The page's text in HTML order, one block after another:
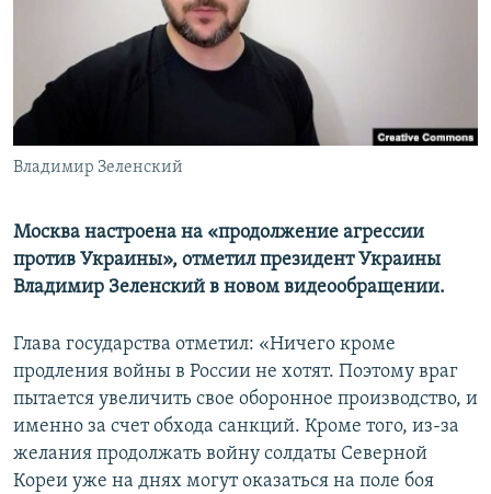
ПОБЕДИТЕЛЕЙ НЕ СУДЯТ?
КРЫМ.НЕПОКОРЕННЫЙ
ELIFBE
Все сайты RFE/RL
Владимир Зеленский
Москва настроена на «продолжение агрессии
против Украины», отметил президент Украины
Владимир Зеленский в новом видеообращении.
Глава государства отметил: «Ничего кроме
продления войны в России не хотят. Поэтому враг
пытается увеличить свое оборонное производство, и
именно за счет обхода санкций. Кроме того, из-за
желания продолжать войну солдаты Северной
Кореи уже на днях могут оказаться на поле боя